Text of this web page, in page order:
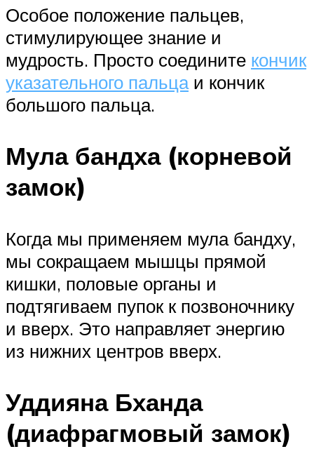
Особое положение пальцев,
стимулирующее знание и
мудрость. Просто соедините кончик
указательного пальцаи кончик
большого пальца.
Мула бандха (корневой
замок)
Когда мы применяем мула бандху,
мы сокращаем мышцы прямой
кишки, половые органы и
подтягиваем пупок к позвоночнику
и вверх. Это направляет энергию
из нижних центров вверх.
Уддияна Бханда
(диафрагмовый замок)